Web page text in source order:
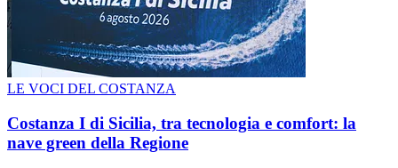
LE VOCI DEL COSTANZA
Costanza I di Sicilia, tra tecnologia e comfort: la
nave green della Regione